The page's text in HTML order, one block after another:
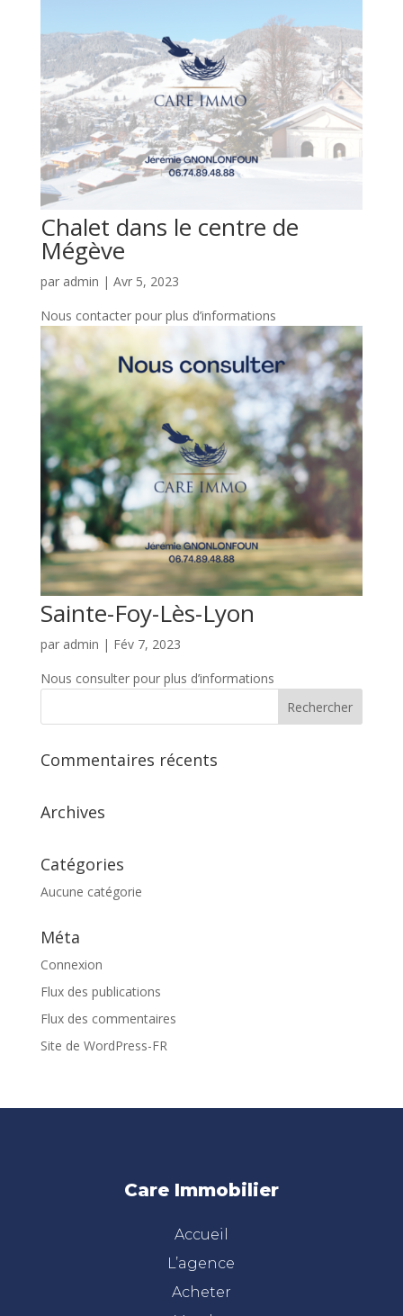
Chalet dans le centre de
Mégève
par admin | Avr 5, 2023
Nous contacter pour plus d’informations
Sainte-Foy-Lès-Lyon
par admin | Fév 7, 2023
Nous consulter pour plus d’informations
Commentaires récents
Archives
Catégories
Aucune catégorie
Méta
Connexion
Flux des publications
Flux des commentaires
Site de WordPress-FR
Care Immobilier
Accueil
L’agence
Acheter